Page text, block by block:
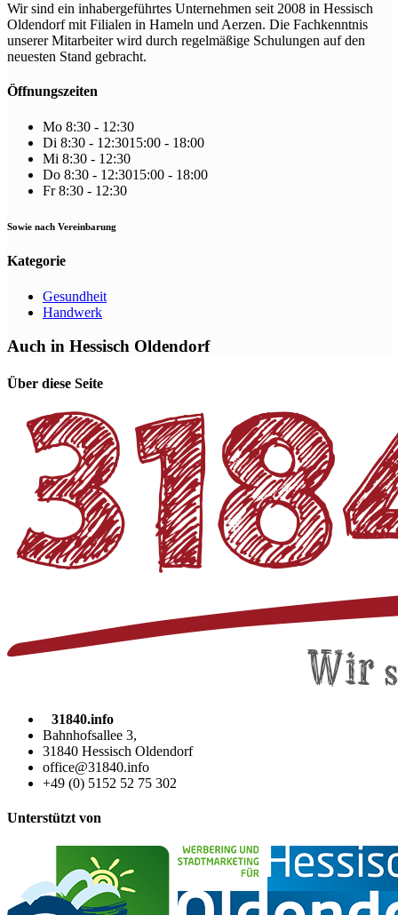
Wir sind ein inhabergeführtes Unternehmen seit 2008 in Hessisch
Oldendorf mit Filialen in Hameln und Aerzen. Die Fachkenntnis
unserer Mitarbeiter wird durch regelmäßige Schulungen auf den
neuesten Stand gebracht.
Öffnungszeiten
Mo 8:30 - 12:30
Di 8:30 - 12:3015:00 - 18:00
Mi 8:30 - 12:30
Do 8:30 - 12:3015:00 - 18:00
Fr 8:30 - 12:30
Sowie nach Vereinbarung
Kategorie
Gesundheit
Handwerk
Auch in Hessisch Oldendorf
Über diese Seite
31840.info
Bahnhofsallee 3,
31840 Hessisch Oldendorf
office@31840.info
+49 (0) 5152 52 75 302
Unterstützt von